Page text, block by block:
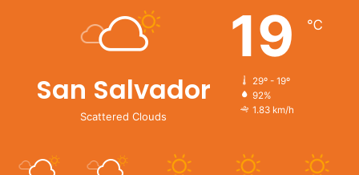
San Salvador
Scattered Clouds
19 ℃
29º - 19º
92%
1.83 km/h